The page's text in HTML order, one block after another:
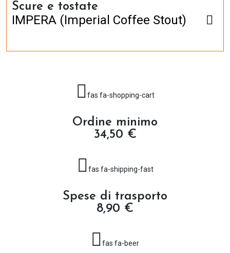
Scure e tostate
IMPERA (Imperial Coffee Stout)
fas fa-shopping-cart
Ordine minimo
34,50 €
fas fa-shipping-fast
Spese di trasporto
8,90 €
fas fa-beer